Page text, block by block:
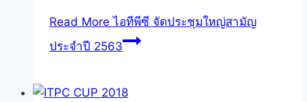
Read More ไอทีพีซี จัดประชุมใหญ่สามัญ
ประจำปี 2563